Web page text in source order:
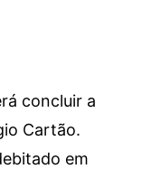
concluir a
Cartão.
em